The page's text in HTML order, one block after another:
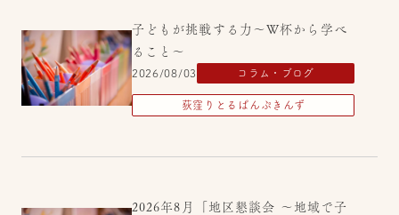
子どもが挑戦する力～W杯から学べ
ること～
2026/08/03 コラム・ブログ
荻窪りとるぱんぷきんず
2026年8月「地区懇談会 ～地域で子